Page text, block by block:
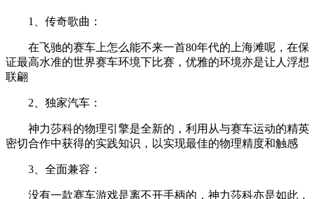
1、传奇歌曲：
在飞驰的赛车上怎么能不来一首80年代的上海滩呢，在保
证最高水准的世界赛车环境下比赛，优雅的环境亦是让人浮想
联翩
2、独家汽车：
神力莎科的物理引擎是全新的，利用从与赛车运动的精英
密切合作中获得的实践知识，以实现最佳的物理精度和触感
3、全面兼容：
没有一款赛车游戏是离不开手柄的，神力莎科亦是如此，